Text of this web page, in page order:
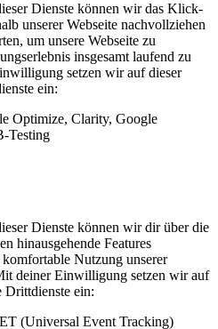
Dienste können wir das Klick-
unserer Webseite nachvollziehen
um unsere Webseite zu
insgesamt laufend zu
setzen wir auf dieser
ein:
Optimize, Clarity, Google
Testing
Dienste können wir dir über die
hinausgehende Features
Nutzung unserer
deiner Einwilligung setzen wir auf
Drittdienste ein:
(Universal Event Tracking)